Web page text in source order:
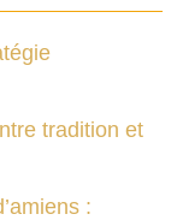
tradition et
: